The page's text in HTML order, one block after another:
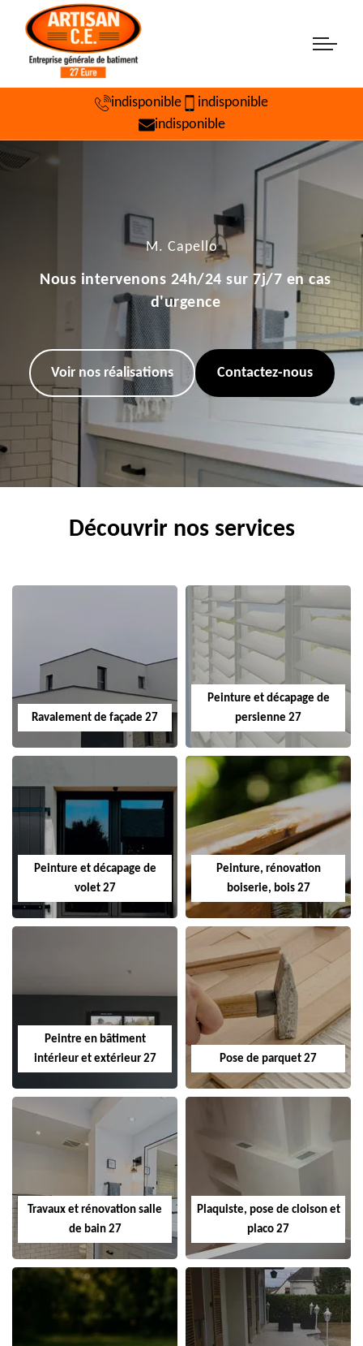
indisponible
indisponible
indisponible
M. Capello
Nous intervenons 24h/24 sur 7j/7 en cas
d'urgence
Voir nos réalisations Contactez-nous
Découvrir nos services
Ravalement de façade 27
Peinture et décapage de
persienne 27
Peinture et décapage de
volet 27
Peinture, rénovation
boiserie, bois 27
Peintre en bâtiment
intérieur et extérieur 27
Pose de parquet 27
Travaux et rénovation salle
de bain 27
Plaquiste, pose de cloison et
placo 27